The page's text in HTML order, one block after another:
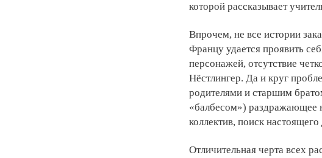
которой рассказывает
Впрочем, не все истории
Францу удается проявить
персонажей, отсутствие
Нёстлингер. Да и круг
родителями и старшим
«балбесом») раздражающее
коллектив, поиск
Отличительная черта всех